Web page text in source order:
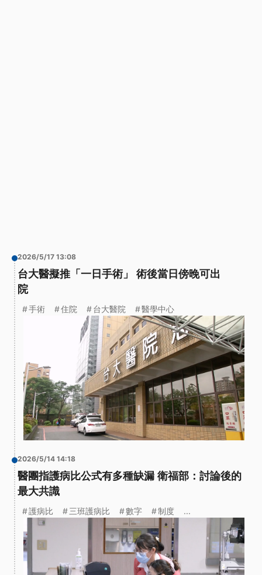
2026/5/17 13:08
台大醫擬推「一日手術」 術後當日傍晚可出
院
手術 住院 台大醫院 醫學中心
2026/5/14 14:18
醫團指護病比公式有多種缺漏 衛福部：討論後的
最大共識
護病比 三班護病比 數字 制度 ...